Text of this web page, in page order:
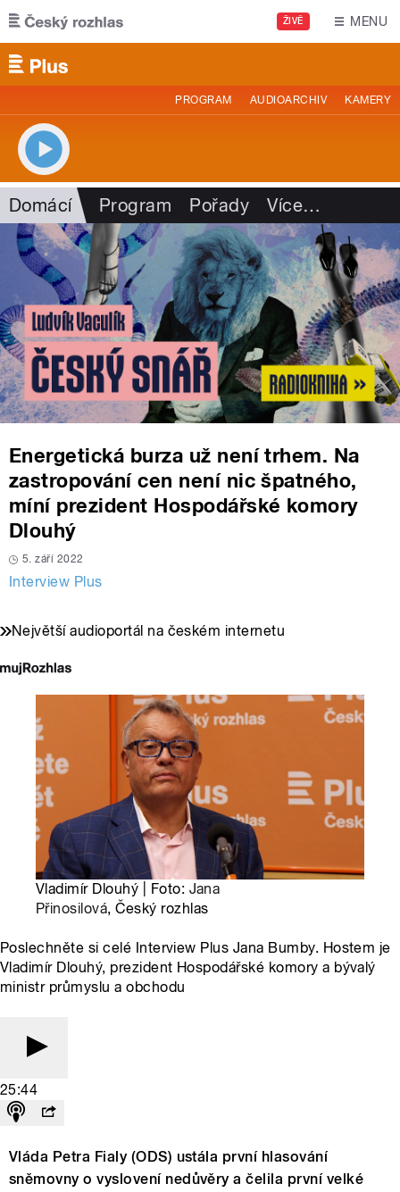
Přejít k hlavnímu obsahu
ŽIVĚ MENU
PROGRAM AUDIOARCHIV KAMERY
Domácí Program Pořady Více…
Energetická burza už není trhem. Na
zastropování cen není nic špatného,
míní prezident Hospodářské komory
Dlouhý
5. září 2022
Interview Plus
Největší audioportál na českém internetu
Vladimír Dlouhý | Foto: Jana
Přinosilová, Český rozhlas
Poslechněte si celé Interview Plus Jana Bumby. Hostem je
Vladimír Dlouhý, prezident Hospodářské komory a bývalý
ministr průmyslu a obchodu
25:44
Vláda Petra Fialy (ODS) ustála první hlasování
sněmovny o vyslovení nedůvěry a čelila první velké